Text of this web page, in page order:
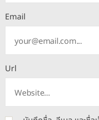
Email
Url